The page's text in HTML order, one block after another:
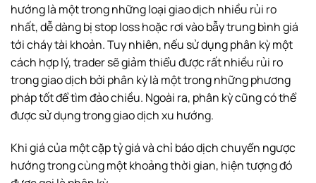
hướng là một trong những loại giao dịch nhiều rủi ro
nhất, dễ dàng bị stop loss hoặc rơi vào bẫy trung bình giá
tới cháy tài khoản. Tuy nhiên, nếu sử dụng phân kỳ một
cách hợp lý, trader sẽ giảm thiểu được rất nhiều rủi ro
trong giao dịch bởi phân kỳ là một trong những phương
pháp tốt để tìm đảo chiều. Ngoài ra, phân kỳ cũng có thể
được sử dụng trong giao dịch xu hướng.
Khi giá của một cặp tỷ giá và chỉ báo dịch chuyển ngược
hướng trong cùng một khoảng thời gian, hiện tượng đó